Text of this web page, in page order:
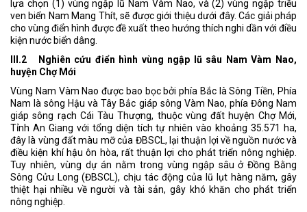
lựa chọn (1) vùng ngập lũ Nam Vàm Nao, và (2) vùng ngập triều
ven biển Nam Mang Thít, sẽ được giới thiệu dưới đây. Các giải pháp
cho vùng điển hình được đề xuất theo hướng thích nghi dần với điều
kiện nước biển dâng.
III.2 Nghiên cứu điển hình vùng ngập lũ sâu Nam Vàm Nao,
huyện Chợ Mới
Vùng Nam Vàm Nao được bao bọc bởi phía Bắc là Sông Tiền, Phía
Nam là sông Hậu và Tây Bắc giáp sông Vàm Nao, phía Đông Nam
giáp sông rạch Cái Tàu Thượng, thuộc vùng đất huyện Chợ Mới,
Tỉnh An Giang với tổng diện tích tự nhiên vào khoảng 35.571 ha,
đây là vùng đất màu mỡ của ĐBSCL, lại thuận lợi về nguồn nước và
điều kiện khí hậu ôn hòa, rất thuận lợi cho phát triển nông nghiệp.
Tuy nhiên, vùng dự án nằm trong vùng ngập sâu ở Đồng Bằng
Sông Cửu Long (ĐBSCL), chịu tác động của lũ lụt hàng năm, gây
thiệt hại nhiều về người và tài sản, gây khó khăn cho phát triển
nông nghiệp.